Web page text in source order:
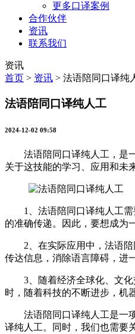
更多口译案例
合作伙伴
资讯
联系我们
资讯
首页 > 资讯 > 法语陪同口译纯
法语陪同口译纯人工
2024-12-02 09:58
法语陪同口译纯人工，是一
关于这技能的学习、应用和未
1、法语陪同口译纯人工需
的准确传递。因此，要想成为
2、在实际应用中，法语陪
传达信息，消除语言障碍，进
3、随着经济全球化、文化
时，随着科技的不断进步，机
法语陪同口译纯人工是一项
译纯人工。同时，我们也需要